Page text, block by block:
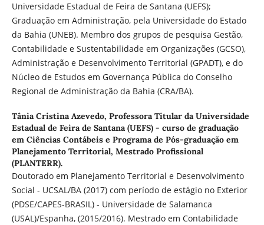
Universidade Estadual de Feira de Santana (UEFS);
Graduação em Administração, pela Universidade do Estado
da Bahia (UNEB). Membro dos grupos de pesquisa Gestão,
Contabilidade e Sustentabilidade em Organizações (GCSO),
Administração e Desenvolvimento Territorial (GPADT), e do
Núcleo de Estudos em Governança Pública do Conselho
Regional de Administração da Bahia (CRA/BA).
Tânia Cristina Azevedo, Professora Titular da Universidade
Estadual de Feira de Santana (UEFS) - curso de graduação
em Ciências Contábeis e Programa de Pós-graduação em
Planejamento Territorial, Mestrado Profissional
(PLANTERR).
Doutorado em Planejamento Territorial e Desenvolvimento
Social - UCSAL/BA (2017) com período de estágio no Exterior
(PDSE/CAPES-BRASIL) - Universidade de Salamanca
(USAL)/Espanha, (2015/2016). Mestrado em Contabilidade